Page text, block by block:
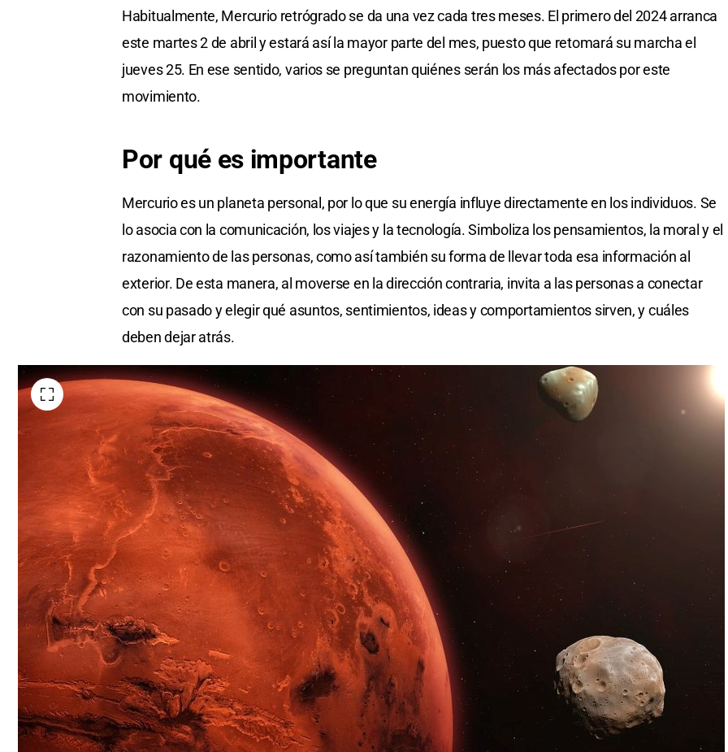
Habitualmente, Mercurio retrógrado se da una vez cada tres meses. El primero del 2024 arranca
este martes 2 de abril y estará así la mayor parte del mes, puesto que retomará su marcha el
jueves 25. En ese sentido, varios se preguntan quiénes serán los más afectados por este
movimiento.
Por qué es importante
Mercurio es un planeta personal, por lo que su energía influye directamente en los individuos. Se
lo asocia con la comunicación, los viajes y la tecnología. Simboliza los pensamientos, la moral y el
razonamiento de las personas, como así también su forma de llevar toda esa información al
exterior. De esta manera, al moverse en la dirección contraria, invita a las personas a conectar
con su pasado y elegir qué asuntos, sentimientos, ideas y comportamientos sirven, y cuáles
deben dejar atrás.